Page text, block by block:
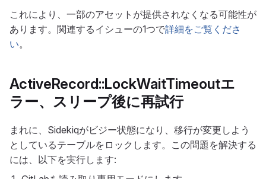
これにより、一部のアセットが提供されなくなる可能性が
あります。関連するイシューの1つで詳細をご覧くださ
い。
ActiveRecord::LockWaitTimeoutエ
ラー、スリープ後に再試行
まれに、Sidekiqがビジー状態になり、移行が変更しよう
としているテーブルをロックします。この問題を解決する
には、以下を実行します: